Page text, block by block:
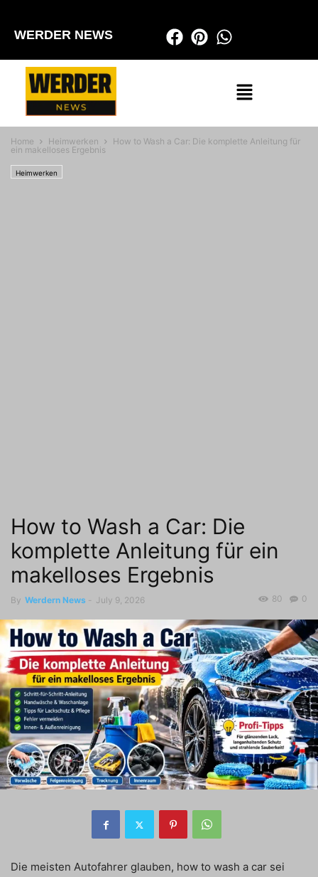
WERDER NEWS
Home Heimwerken
How to Wash a Car: Die komplette Anleitung für
ein makelloses Ergebnis
Heimwerken
How to Wash a Car: Die
komplette Anleitung für ein
makelloses Ergebnis
By Werdern News - July 9, 2026 0
80
Die meisten Autofahrer glauben, how to wash a car sei